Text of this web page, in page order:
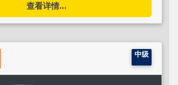
查看详情...
中级